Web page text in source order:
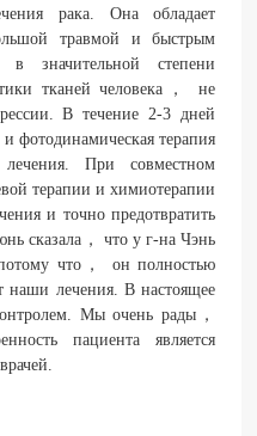
рака. Она обладает
травмой и быстрым
значительной степени
тканей человека， не
В течение 2-3 дней
фотодинамическая терапия
При совместном
терапии и химиотерапии
и точно предотвратить
сказала， что у г-на Чэнь
что， он полностью
наши лечения. В настоящее
Мы очень рады，
пациента является